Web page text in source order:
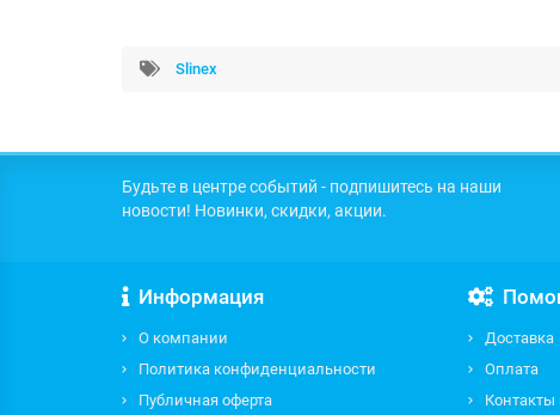
Slinex
Будьте в центре событий - подпишитесь на наши
новости! Новинки, скидки, акции.
Информация
О компании
Политика конфиденциальности
Публичная оферта
Доставка
Оплата
Контакты